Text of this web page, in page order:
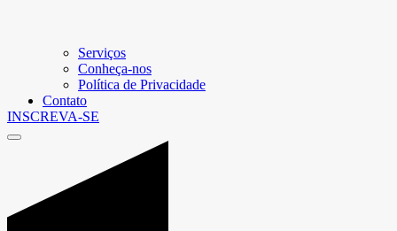
Serviços
Conheça-nos
Política de Privacidade
Contato
INSCREVA-SE